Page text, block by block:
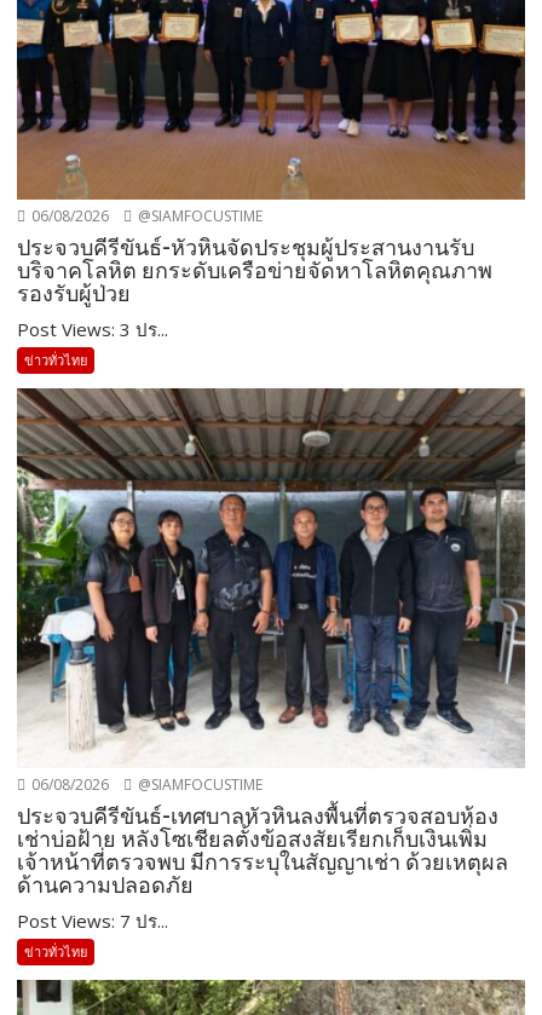
06/08/2026 @SIAMFOCUSTIME
ประจวบคีรีขันธ์-หัวหินจัดประชุมผู้ประสานงานรับ
บริจาคโลหิต ยกระดับเครือข่ายจัดหาโลหิตคุณภาพ
รองรับผู้ป่วย
Post Views: 3 ปร...
ข่าวทั่วไทย
06/08/2026 @SIAMFOCUSTIME
ประจวบคีรีขันธ์-เทศบาลหัวหินลงพื้นที่ตรวจสอบห้อง
เช่าบ่อฝ้าย หลังโซเชียลตั้งข้อสงสัยเรียกเก็บเงินเพิ่ม
เจ้าหน้าที่ตรวจพบ มีการระบุในสัญญาเช่า ด้วยเหตุผล
ด้านความปลอดภัย
Post Views: 7 ปร...
ข่าวทั่วไทย